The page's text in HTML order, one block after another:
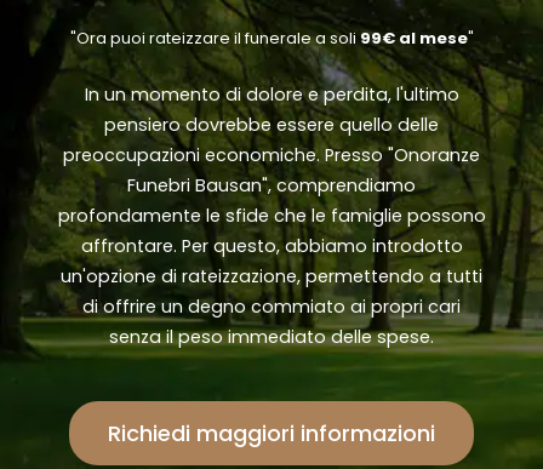
"Ora puoi rateizzare il funerale a soli 99€ al mese"
In un momento di dolore e perdita, l'ultimo
pensiero dovrebbe essere quello delle
preoccupazioni economiche. Presso "Onoranze
Funebri Bausan", comprendiamo
profondamente le sfide che le famiglie possono
affrontare. Per questo, abbiamo introdotto
un'opzione di rateizzazione, permettendo a tutti
di offrire un degno commiato ai propri cari
senza il peso immediato delle spese.
Richiedi maggiori informazioni